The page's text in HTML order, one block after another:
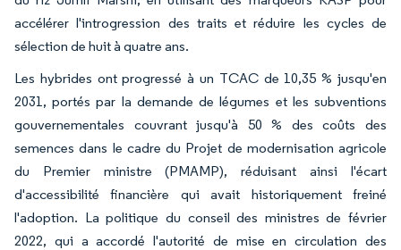
accélérer l'introgression des traits et réduire les cycles de
sélection de huit à quatre ans.
Les hybrides ont progressé à un TCAC de 10,35 % jusqu'en
2031, portés par la demande de légumes et les subventions
gouvernementales couvrant jusqu'à 50 % des coûts des
semences dans le cadre du Projet de modernisation agricole
du Premier ministre (PMAMP), réduisant ainsi l'écart
d'accessibilité financière qui avait historiquement freiné
l'adoption. La politique du conseil des ministres de février
2022, qui a accordé l'autorité de mise en circulation des